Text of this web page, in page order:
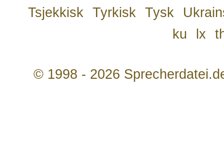
Tsjekkisk
Tyrkisk Tysk
ku
lx
© 1998 - 2026